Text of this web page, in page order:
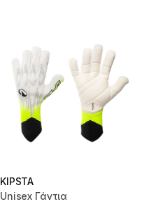
KIPSTA
Unisex Γάντια